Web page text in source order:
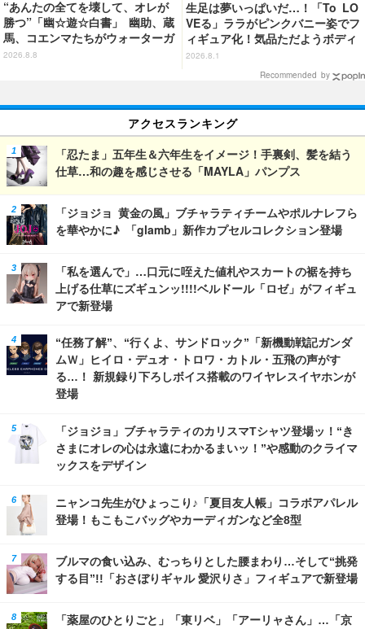
“あんたの全てを壊して、オレが
勝つ”「幽☆遊☆白書」 幽助、蔵
馬、コエンマたちがウォーターガ
ンバトル!? 新作グッズが登場☆
2026.8.8
生足は夢いっぱいだ…！「To LO
VEる」ララがピンクバニー姿でフ
ィギュア化！気品ただようボディ
に注目
2026.8.1
Recommended by
アクセスランキング
「忍たま」五年生＆六年生をイメージ！手裏剣、髪を結う
仕草…和の趣を感じさせる「MAYLA」パンプス
「ジョジョ 黄金の風」ブチャラティチームやポルナレフら
を華やかに♪ 「glamb」新作カプセルコレクション登場
「私を選んで」…口元に咥えた値札やスカートの裾を持ち
上げる仕草にズギュンッ!!!!ベルドール「ロゼ」がフィギュ
アで新登場
“任務了解”、“行くよ、サンドロック”「新機動戦記ガンダ
ムＷ」ヒイロ・デュオ・トロワ・カトル・五飛の声がす
る…！ 新規録り下ろしボイス搭載のワイヤレスイヤホンが
登場
「ジョジョ」ブチャラティのカリスマTシャツ登場ッ！“き
さまにオレの心は永遠にわかるまいッ！”や感動のクライマ
ックスをデザイン
ニャンコ先生がひょっこり♪「夏目友人帳」コラボアパレル
登場！もこもこバッグやカーディガンなど全8型
ブルマの食い込み、むっちりとした腰まわり…そして“挑発
する目”!!「おさぼりギャル 愛沢りさ」フィギュアで新登場
「薬屋のひとりごと」「東リベ」「アーリャさん」…「京